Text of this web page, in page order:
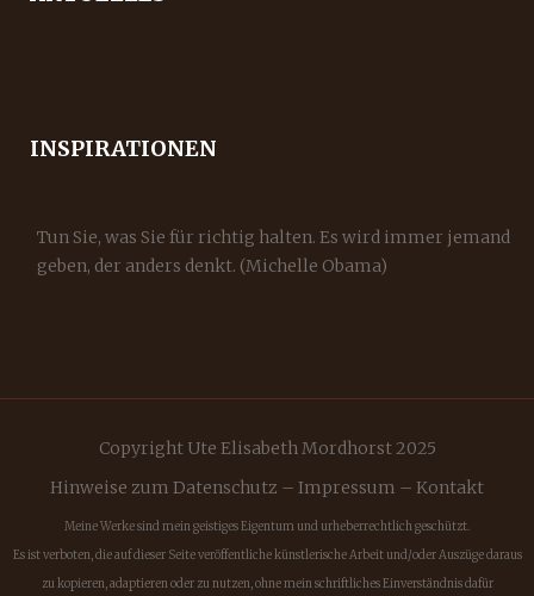
INSPIRATIONEN
Tun Sie, was Sie für richtig halten. Es wird immer jemand
geben, der anders denkt. (Michelle Obama)
Copyright Ute Elisabeth Mordhorst 2025
Hinweise zum Datenschutz – Impressum – Kontakt
Meine Werke sind mein geistiges Eigentum und urheberrechtlich geschützt.
Es ist verboten, die auf dieser Seite veröffentliche künstlerische Arbeit und/oder Auszüge daraus
zu kopieren, adaptieren oder zu nutzen, ohne mein schriftliches Einverständnis dafür